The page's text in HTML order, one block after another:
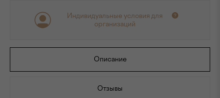
Индивидуальные условия для
организаций
Описание
Отзывы